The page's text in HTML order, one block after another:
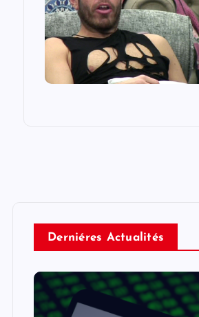
Derniéres Actualités